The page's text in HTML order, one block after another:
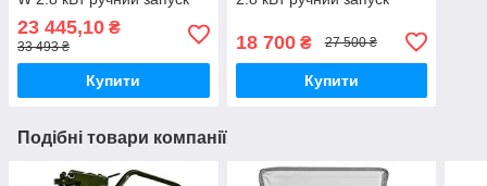
23 445,10 ₴
33 493 ₴
Купити
18 700₴ 27 500 ₴
Купити
Подібні товари компанії